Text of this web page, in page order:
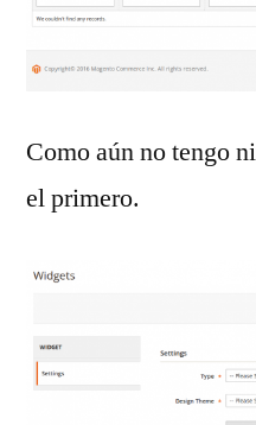
Como aún no tengo
el primero.